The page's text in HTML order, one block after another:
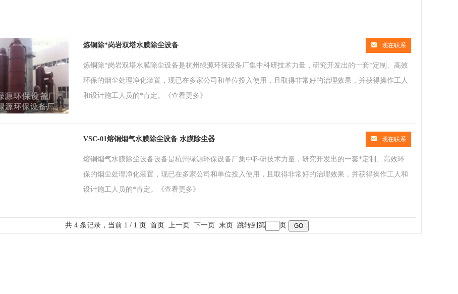
现在联系
炼铜除*岗岩双塔水膜除尘设备
炼铜除*岗岩双塔水膜除尘设备是杭州绿源环保设备厂集中科研技术力量，研究开发出的一套*定制、高效
环保的烟尘处理净化装置，现已在多家公司和单位投入使用，且取得非常好的治理效果，并获得操作工人
和设计施工人员的*肯定。
《查看更多》
现在联系
VSC-01熔铜烟气水膜除尘设备 水膜除尘器
熔铜烟气水膜除尘设备设备是杭州绿源环保设备厂集中科研技术力量，研究开发出的一套*定制、高效环
保的烟尘处理净化装置，现已在多家公司和单位投入使用，且取得非常好的治理效果，并获得操作工人和
设计施工人员的*肯定。
《查看更多》
共 4 条记录，当前 1 / 1 页 首页 上一页 下一页 末页 跳转到第 页